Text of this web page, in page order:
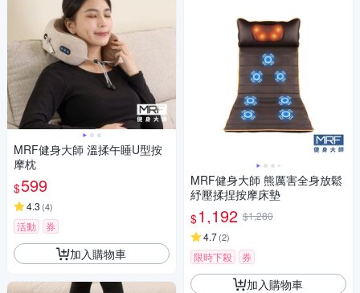
MRF健身大師 溫揉午睡U型按
摩枕
$599
4.3 (4)
活動 券
加入購物車
MRF健身大師 熊厲害全身放鬆
紓壓揉捏按摩床墊
$1,192 $1,280
4.7(2)
限時下殺 券
加入購物車